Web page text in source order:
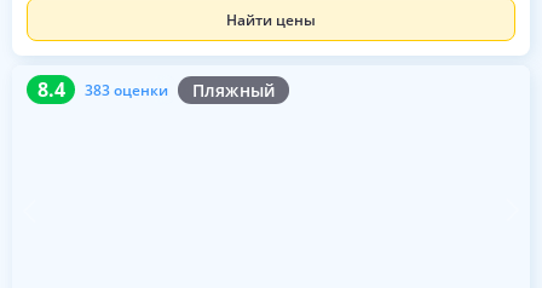
Найти цены
8.4 383 оценки Пляжный
8.4 383 оценки